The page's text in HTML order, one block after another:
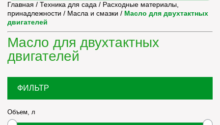
Главная / Техника для сада / Расходные материалы,
принадлежности / Масла и смазки / Масло для двухтактных
двигателей
Масло для двухтактных
двигателей
ФИЛЬТР
Объем, л